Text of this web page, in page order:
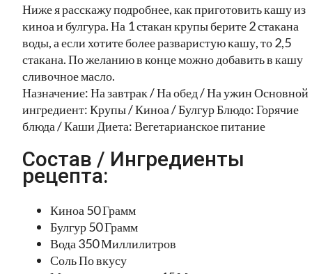
Ниже я расскажу подробнее, как приготовить кашу из
киноа и булгура. На 1 стакан крупы берите 2 стакана
воды, а если хотите более разваристую кашу, то 2,5
стакана. По желанию в конце можно добавить в кашу
сливочное масло.
Назначение: На завтрак / На обед / На ужин Основной
ингредиент: Крупы / Киноа / Булгур Блюдо: Горячие
блюда / Каши Диета: Вегетарианское питание
Состав / Ингредиенты
рецепта:
Киноа 50 Грамм
Булгур 50 Грамм
Вода 350 Миллилитров
Соль По вкусу